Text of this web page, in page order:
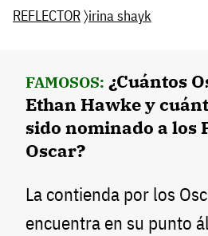
REFLECTOR〉irina shayk
FAMOSOS: ¿Cuántos
Ethan Hawke y
sido nominado a los
Oscar?
La contienda por los
encuentra en su punto